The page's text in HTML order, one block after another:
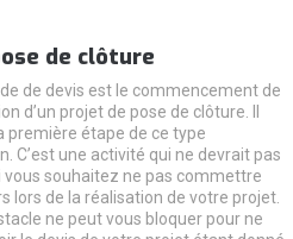
de clôture
de devis est le commencement de
d’un projet de pose de clôture. Il
première étape de ce type
C’est une activité qui ne devrait pas
vous souhaitez ne pas commettre
lors de la réalisation de votre projet.
ne peut vous bloquer pour ne